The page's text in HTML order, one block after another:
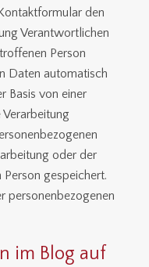
den
Verantwortlichen
Person
Daten automatisch
Basis von einer
oder der
gespeichert.
personenbezogenen
im Blog auf